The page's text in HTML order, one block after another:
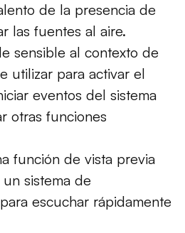
de la presencia de
las fuentes al aire.
sensible al contexto de
utilizar para activar el
eventos del sistema
otras funciones
función de vista previa
un sistema de
escuchar rápidamente